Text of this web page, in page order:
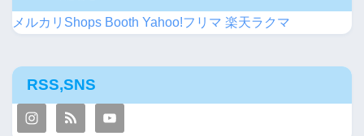
メルカリShops Booth Yahoo!フリマ 楽天ラクマ
RSS,SNS